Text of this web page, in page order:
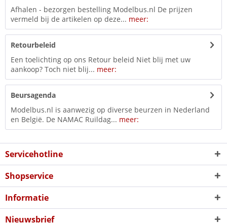
Afhalen - bezorgen bestelling Modelbus.nl De prijzen
vermeld bij de artikelen op deze... meer:
Retourbeleid
Een toelichting op ons Retour beleid Niet blij met uw
aankoop? Toch niet blij... meer:
Beursagenda
Modelbus.nl is aanwezig op diverse beurzen in Nederland
en België. De NAMAC Ruildag... meer:
Servicehotline
Shopservice
Informatie
Nieuwsbrief